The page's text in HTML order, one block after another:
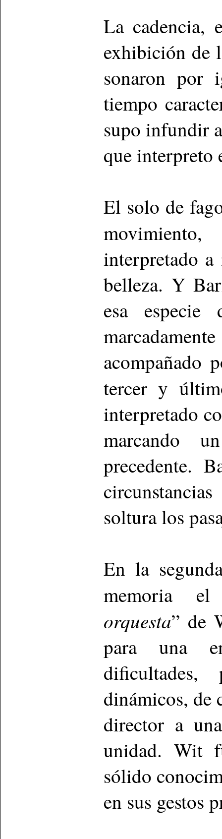
La cadencia,
exhibición de
sonaron por
tiempo
supo infundir
que
El solo de
interpretado
belleza. Y
esa
acompañado
tercer y
interpretado
marcando
precedente.
soltura los
En la
memoria
orquesta” de
para una
dificultades,
dinámicos, de
director a
unidad. Wit
sólido
en sus gestos